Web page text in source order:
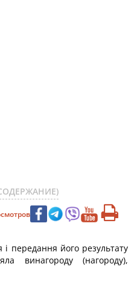
передання його результату
винагороду (нагороду),